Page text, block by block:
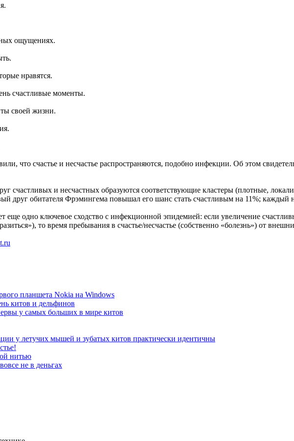
ощущениях.
нравятся.
счастливые моменты.
своей жизни.
что счастье и несчастье распространяются, подобно инфекции. Об этом
счастливых и несчастных образуются соответствующие кластеры (плотные,
друг обитателя Фрэмингема повышал его шанс стать счастливым на 11%; каждый
еще одно ключевое сходство с инфекционной эпидемией: если увеличение
то время пребывания в счастье/несчастье (собственно «болезнь») от
планшета Nokia на Windows
китов и дельфинов
у самых больших в мире китов
у летучих мышей и зубатых китов практически идентичны
нитью
не в деньгах